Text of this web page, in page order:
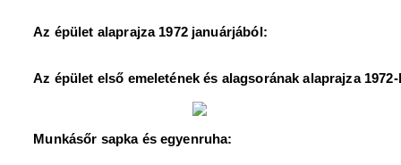
Az épület alaprajza 1972 januárjából:
Az épület első emeletének és alagsorának alaprajza
Munkásőr sapka és egyenruha: